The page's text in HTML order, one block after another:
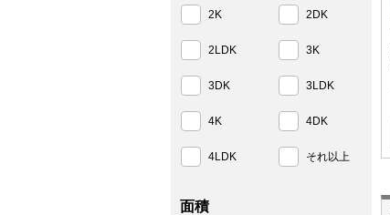
2K 2DK
2LDK 3K
3DK 3LDK
4K 4DK
4LDK それ以上
面積